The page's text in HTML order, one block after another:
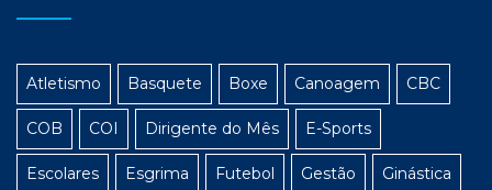
Atletismo Basquete Boxe Canoagem CBC
COB COI Dirigente do Mês E-Sports
Escolares Esgrima Futebol Gestão Ginástica